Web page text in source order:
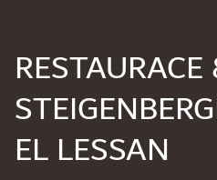
EL LESSAN